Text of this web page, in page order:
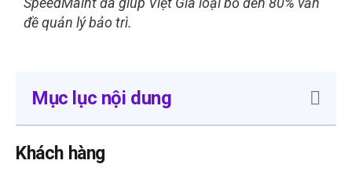
đề quản lý bảo trì.
Mục lục nội dung
Khách hàng